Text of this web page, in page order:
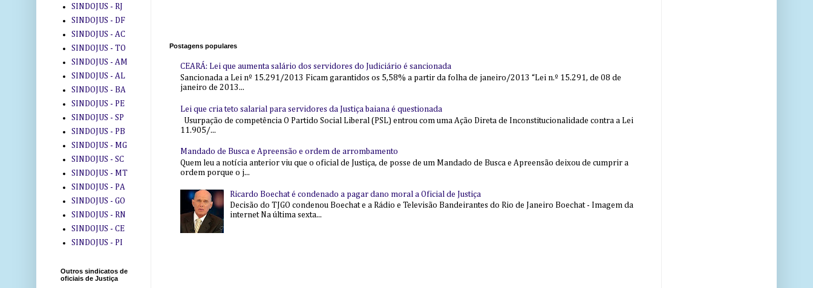
Postagens populares
CEARÁ: Lei que aumenta salário dos servidores do Judiciário é sancionada
Sancionada a Lei nº 15.291/2013 Ficam garantidos os 5,58% a partir da folha de janeiro/2013 “Lei n.º 15.291, de 08 de
janeiro de 2013...
Lei que cria teto salarial para servidores da Justiça baiana é questionada
Usurpação de competência O Partido Social Liberal (PSL) entrou com uma Ação Direta de Inconstitucionalidade contra a Lei
11.905/...
Mandado de Busca e Apreensão e ordem de arrombamento
Quem leu a notícia anterior viu que o oficial de Justiça, de posse de um Mandado de Busca e Apreensão deixou de cumprir a
ordem porque o j...
Ricardo Boechat é condenado a pagar dano moral a Oficial de Justiça
Decisão do TJGO condenou Boechat e a Rádio e Televisão Bandeirantes do Rio de Janeiro Boechat - Imagem da
internet Na última sexta...
SINDOJUS - RJ
SINDOJUS - DF
SINDOJUS - AC
SINDOJUS - TO
SINDOJUS - AM
SINDOJUS - AL
SINDOJUS - BA
SINDOJUS - PE
SINDOJUS - SP
SINDOJUS - PB
SINDOJUS - MG
SINDOJUS - SC
SINDOJUS - MT
SINDOJUS - PA
SINDOJUS - GO
SINDOJUS - RN
SINDOJUS - CE
SINDOJUS - PI
Outros sindicatos de
oficiais de Justiça